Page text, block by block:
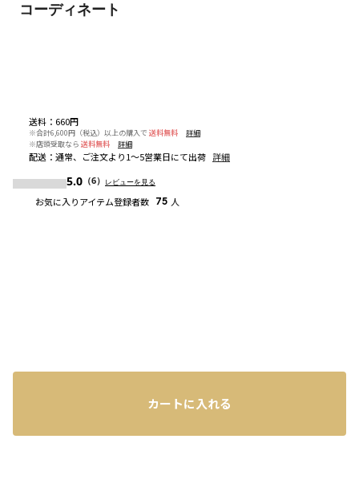
コーディネート
送料 ： 660円
※合計6,600円（税込）以上の購入で 送料無料
詳細
※店頭受取なら 送料無料 詳細
配送 ： 通常、ご注文より1～5営業日にて出荷 詳細
5.0 （6） レビューを見る
お気に入りアイテム登録者数 75 人
カートに入れる